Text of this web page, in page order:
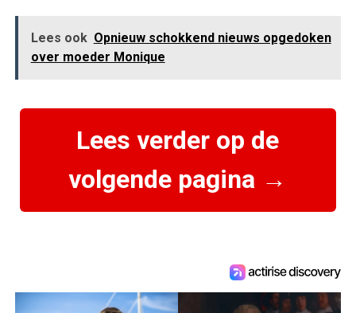
Lees ook Opnieuw schokkend nieuws opgedoken
over moeder Monique
Lees verder op de
volgende pagina →